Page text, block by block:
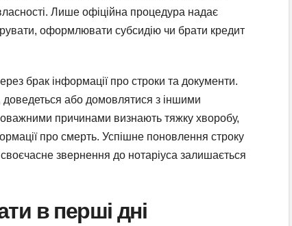
Лише офіційна процедура надає
оформлювати субсидію чи брати кредит
брак інформації про строки та документи.
або домовлятися з іншими
причинами визнають тяжку хворобу,
про смерть. Успішне поновлення строку
звернення до нотаріуса залишається
в перші дні